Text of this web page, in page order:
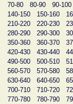
70-80
80-90 90-100
140-150
150-160
210-220
220-230
280-290
290-300
350-360
360-370
420-430
430-440
490-500
500-510
560-570
570-580
630-640
640-650
700-710
710-720
770-780
780-790